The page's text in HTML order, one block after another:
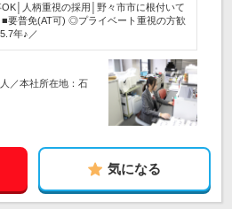
OK│人柄重視の採用│野々市市に根付いて
要普免(AT可) ◎プライベート重視の方歓
年♪／
／本社所在地：石
気になる